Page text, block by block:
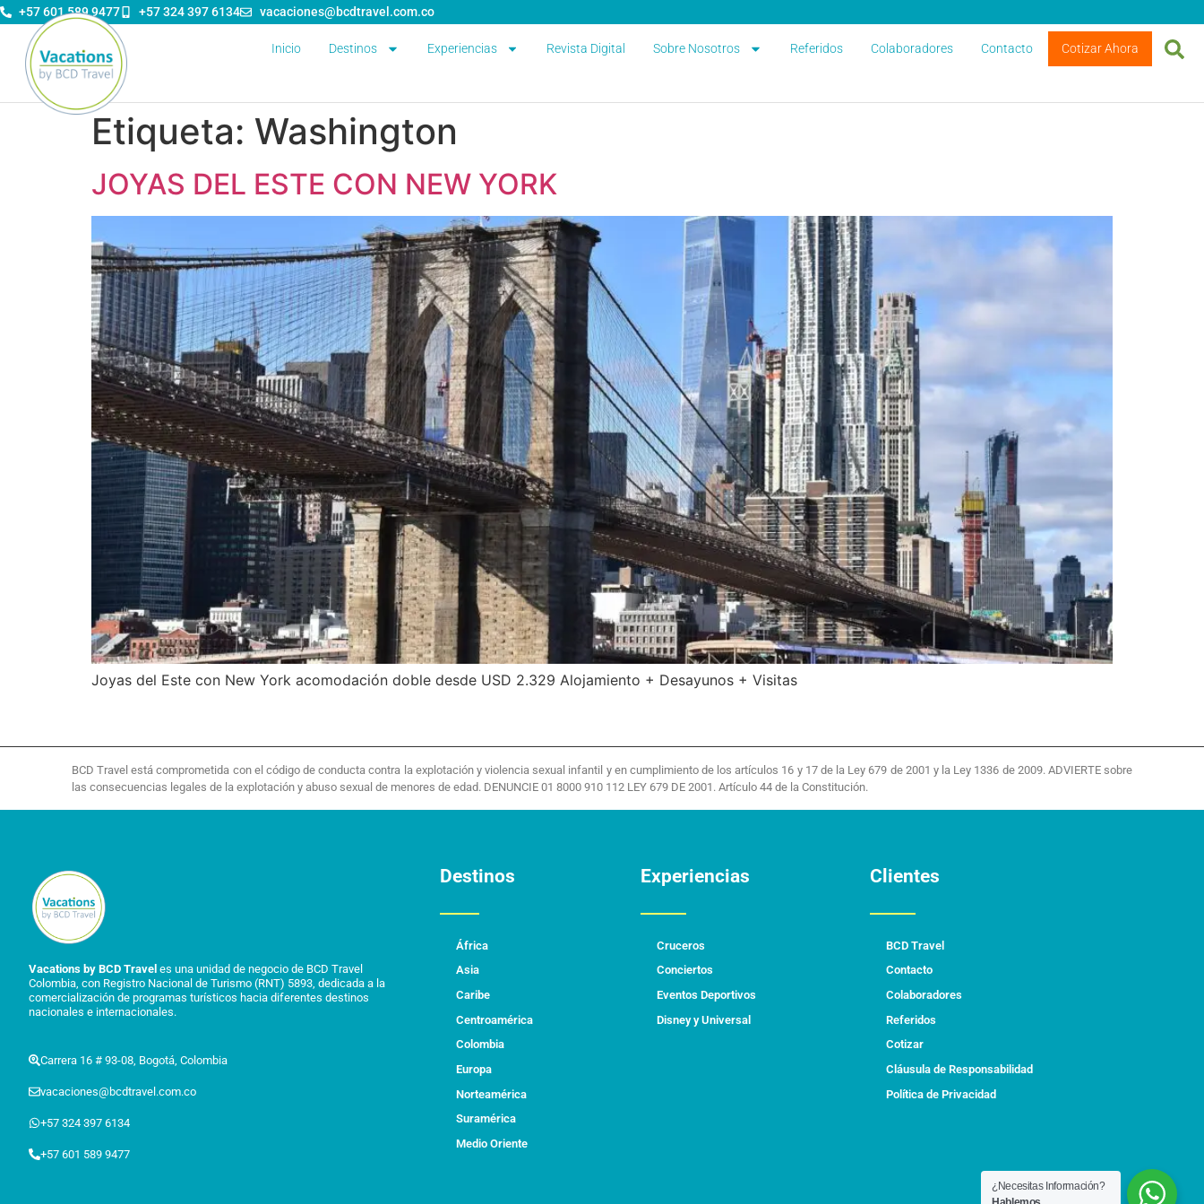
contenido
+57 601 589 9477 +57 324 397 6134 vacaciones@bcdtravel.com.co
Inicio Destinos Experiencias Revista Digital Sobre Nosotros Referidos Colaboradores Contacto Cotizar Ahora
Etiqueta: Washington
JOYAS DEL ESTE CON NEW YORK
Joyas del Este con New York acomodación doble desde USD 2.329 Alojamiento + Desayunos + Visitas
BCD Travel está comprometida con el código de conducta contra la explotación y violencia sexual infantil y en cumplimiento de los artículos 16 y 17 de la Ley 679 de 2001 y la Ley 1336 de 2009. ADVIERTE sobre
las consecuencias legales de la explotación y abuso sexual de menores de edad. DENUNCIE 01 8000 910 112 LEY 679 DE 2001. Artículo 44 de la Constitución.
Vacations by BCD Travel es una unidad de negocio de BCD Travel
Colombia, con Registro Nacional de Turismo (RNT) 5893, dedicada a la
comercialización de programas turísticos hacia diferentes destinos
nacionales e internacionales.
Carrera 16 # 93-08, Bogotá, Colombia
vacaciones@bcdtravel.com.co
+57 324 397 6134
+57 601 589 9477
Destinos
África
Asia
Caribe
Centroamérica
Colombia
Europa
Norteamérica
Suramérica
Medio Oriente
Experiencias
Cruceros
Conciertos
Eventos Deportivos
Disney y Universal
Clientes
BCD Travel
Contacto
Colaboradores
Referidos
Cotizar
Cláusula de Responsabilidad
Política de Privacidad
¿Necesitas Información?